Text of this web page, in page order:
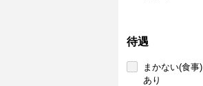
待遇
まかない(食事)
あり